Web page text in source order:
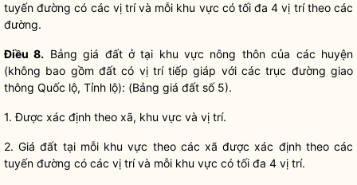
tuyến đường có các vị trí và mỗi khu vực có tối đa 4 vị trí theo các
đường.
Điều 8. Bảnggiá đấtở tại khu vực nông thôn của các huyện
(không bao gồm đất có vị trí tiếp giáp với các trục đường giao
thông Quốc lộ, Tỉnh lộ): (Bảng giá đất số 5).
1. Được xác định theo xã, khu vực và vị trí.
2.Giá đất tại mỗi khu vực theo các xã được xác định theo các
tuyến đường có các vị trí và mỗi khu vực có tối đa 4 vị trí.